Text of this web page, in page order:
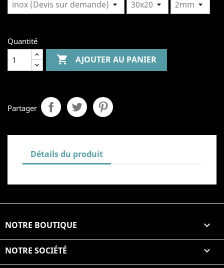
Quantité
 AJOUTER AU PANIER
Partager
Détails du produit
NOTRE BOUTIQUE 
NOTRE SOCIÉTÉ 